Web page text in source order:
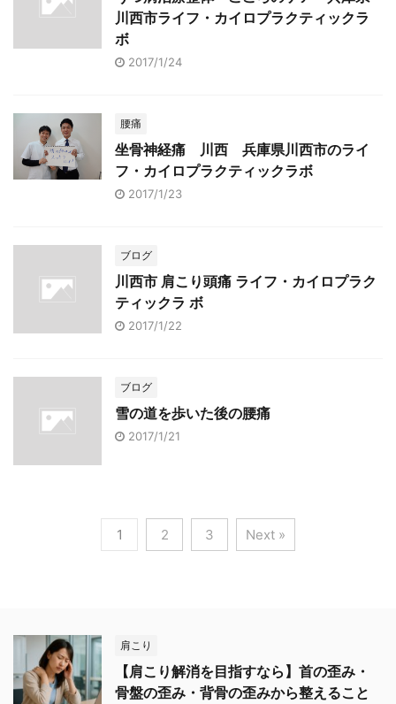
川西市ライフ・カイロプラクティックラ
ボ
2017/1/24
腰痛
坐骨神経痛 川西 兵庫県川西市のライ
フ・カイロプラクティックラボ
2017/1/23
ブログ
川西市 肩こり頭痛 ライフ・カイロプラク
ティックラ ボ
2017/1/22
ブログ
雪の道を歩いた後の腰痛
2017/1/21
1 2 3 Next »
肩こり
【肩こり解消を目指すなら】首の歪み・
骨盤の歪み・背骨の歪みから整えること